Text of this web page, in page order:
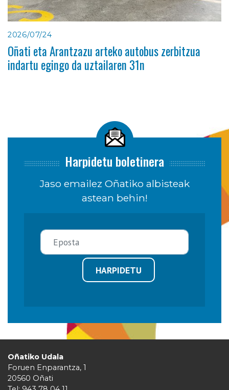
2026/07/24
Oñati eta Arantzazu arteko autobus zerbitzua
indartu egingo da uztailaren 31n
Harpidetu boletinera
Jaso emailez Oñatiko albisteak
astean behin!
HARPIDETU
Oñatiko Udala
Foruen Enparantza, 1
20560 Oñati